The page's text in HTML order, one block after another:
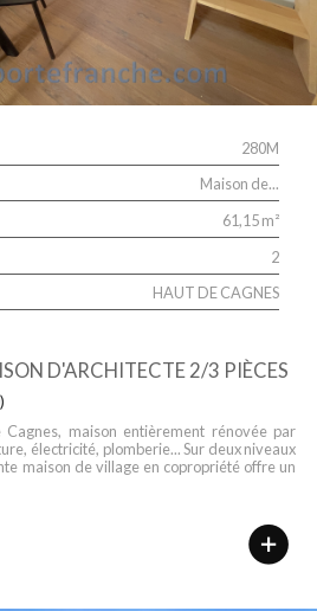
280M
Maison de...
61,15 m²
2
HAUT DE CAGNES
D'ARCHITECTE 2/3 PIÈCES
maison entièrement rénovée par
électricité, plomberie... Sur deux niveaux
maison de village en copropriété offre un